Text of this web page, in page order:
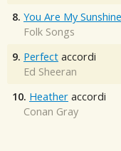
8. You Are My Sunshine
Folk Songs
9. Perfect accordi
Ed Sheeran
10. Heather accordi
Conan Gray